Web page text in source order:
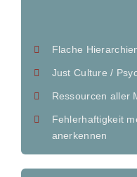
Flache
Just Culture /
Ressourcen aller
Fehlerhaftigkeit
anerkennen